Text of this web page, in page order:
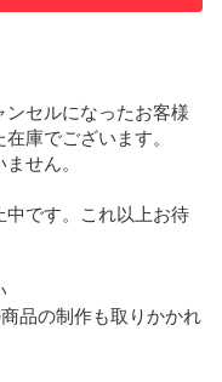
セルになったお客様
庫でございます。
せん。
です。これ以上お待
品の制作も取りかかれ